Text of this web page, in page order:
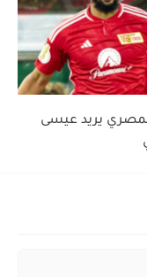
يريد عيسى